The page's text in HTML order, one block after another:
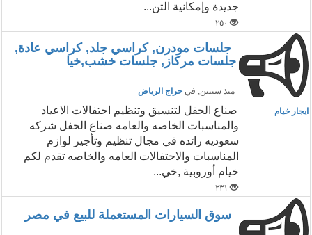
جديدة وإمكانية التن...
٢٥٠
جلسات مودرن, كراسي جلد, كراسي عادة,
جلسات مركاز, جلسات خشب,خيا
منذ سنتين, في حراج الرياض
ايجار خيام
صناع الحفل لتنسيق وتنظيم احتفالات الاعياد
والمناسبات الخاصه والعامه صناع الحفل شركه
سعوديه رائده في مجال تنظيم وتأجير لوازم
المناسبات والاحتفالات العامه والخاصه تقدم لكم
خيام أوروبية ,خي...
٢٣١
سوق السيارات المستعملة للبيع في مصر